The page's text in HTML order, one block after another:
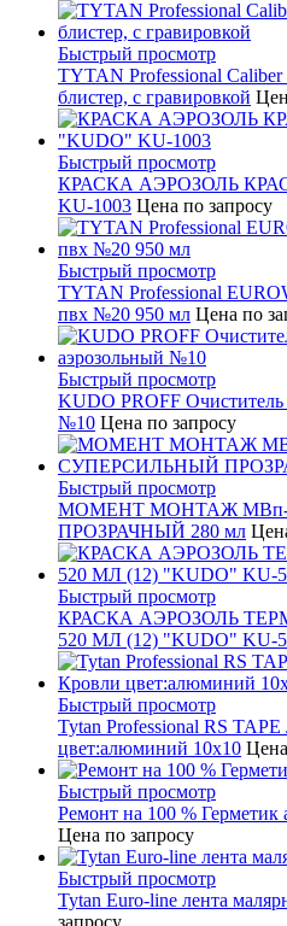
Быстрый просмотр
TYTAN Professional Сaliber
блистер, с гравировкой
Быстрый просмотр
КРАСКА АЭРОЗОЛЬ
KU-1003 Цена по запросу
Быстрый просмотр
TYTAN Professional
пвх №20 950 мл Цена по
Быстрый просмотр
KUDO PROFF
№10 Цена по запросу
Быстрый просмотр
МОМЕНТ МОНТАЖ МВп-
ПРОЗРАЧНЫЙ 280 мл
Быстрый просмотр
КРАСКА АЭРОЗОЛЬ
520 МЛ (12) "KUDO" KU-
Быстрый просмотр
Tytan Professional RS
цвет:алюминий 10х10
Быстрый просмотр
Ремонт на 100 %
Цена по запросу
Быстрый просмотр
Tytan Euro-line лента
запросу